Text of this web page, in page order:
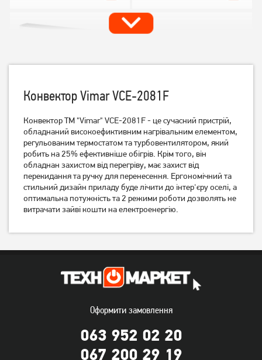
Конвектор Vimar VCE-
2081F
2 139грн
1 709грн
Конвектор Trotec TCH 2011
E 2000 Вт
3 939грн
3 149грн
CENDK15-15MRBK (2000
(2кВт)
Конвектор Vimar VCE-2081F
Конвектор ТМ "Vimar" VCE-2081F - це сучасний пристрій,
обладнаний високоефиктивним нагрівальним елементом,
регульованим термостатом та турбовентилятором, який
робить на 25% ефективніше обігрів. Крім того, він
обладнан захистом від перегріву, має захист від
перекидання та ручку для перенесення. Ергономічний та
стильний дизайн приладу буде лічити до інтер'єру оселі, а
оптимальна потужність та 2 режими роботи дозволять не
витрачати зайві кошти на електроенергію.
Оформити замовлення
063 952 02 20
067 200 29 19